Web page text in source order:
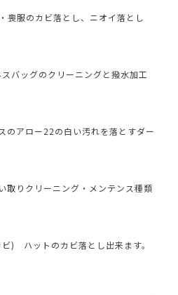
喪服のカビ落とし、ニオイ落とし
バッグのクリーニングと撥水加工
のアロー22の白い汚れを落とすダー
取りクリーニング・メンテンス種類
) ハットのカビ落とし出来ます。